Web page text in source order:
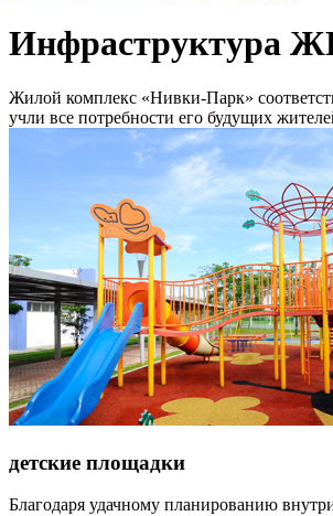
Инфраструктура
Жилой комплекс «Нивки-Парк»
учли все потребности его будущих
детские площадки
Благодаря удачному планированию